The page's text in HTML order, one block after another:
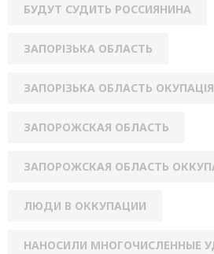
БУДУТ СУДИТЬ РОССИЯНИНА
ЗАПОРІЗЬКА ОБЛАСТЬ
ЗАПОРІЗЬКА ОБЛАСТЬ ОКУПАЦІЯ
ЗАПОРОЖСКАЯ ОБЛАСТЬ
ЗАПОРОЖСКАЯ ОБЛАСТЬ
ЛЮДИ В ОККУПАЦИИ
НАНОСИЛИ МНОГОЧИСЛЕННЫЕ